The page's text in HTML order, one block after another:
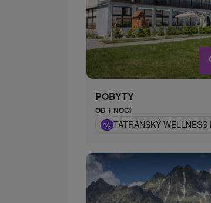
POBYTY
OD 1 NOCÍ
% TATRANSKÝ